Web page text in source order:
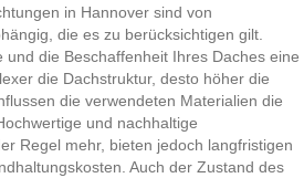
in Hannover sind von
die es zu berücksichtigen gilt.
die Beschaffenheit Ihres Daches eine
die Dachstruktur, desto höher die
die verwendeten Materialien die
und nachhaltige
Regel mehr, bieten jedoch langfristigen
Auch der Zustand des